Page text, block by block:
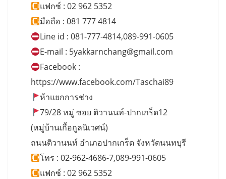
แฟกซ์ : 02 962 5352
มือถือ : 081 777 4814
Line id : 081-777-4814,089-991-0605
E-mail : 5yakkarnchang@gmail.com
Facebook :
https://www.facebook.com/Taschai89
ห้าแยกการช่าง
79/28 หมู่ ซอย ติวานนท์-ปากเกร็ด12
(หมู่บ้านเกื้อกูลนิเวศน์)
ถนนติวานนท์ อำเภอปากเกร็ด จังหวัดนนทบุรี
โทร : 02-962-4686-7,089-991-0605
แฟกซ์ : 02 962 5352